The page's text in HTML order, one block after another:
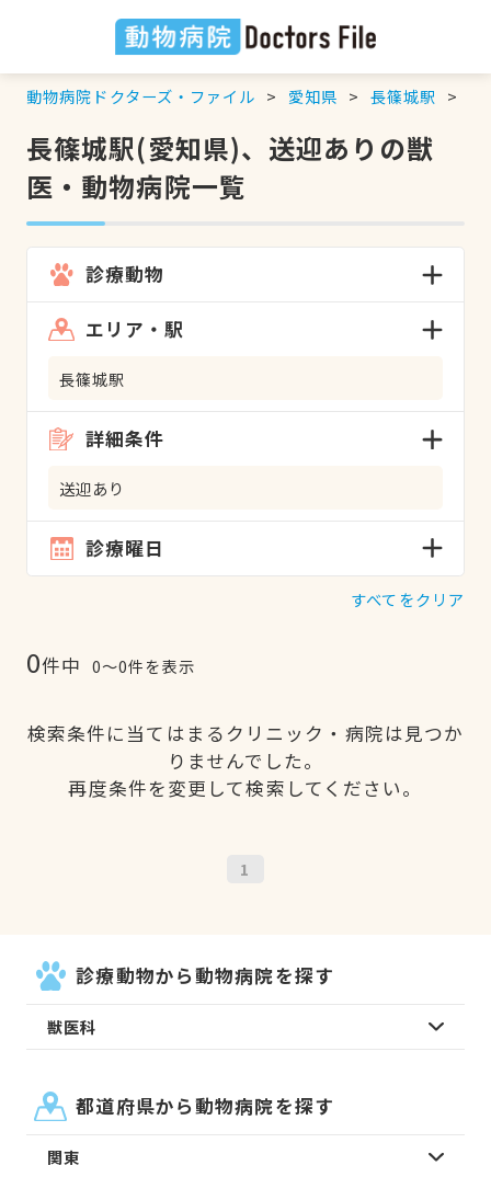
動物病院ドクターズ・ファイル 愛知県 長篠城駅
長篠城駅(愛知県)、送迎ありの獣
医・動物病院一覧
診療動物
エリア・駅
長篠城駅
詳細条件
送迎あり
診療曜日
すべてをクリア
0件中 0〜0件を表示
検索条件に当てはまるクリニック・病院は見つか
りませんでした。
再度条件を変更して検索してください。
1
診療動物から動物病院を探す
獣医科
都道府県から動物病院を探す
関東